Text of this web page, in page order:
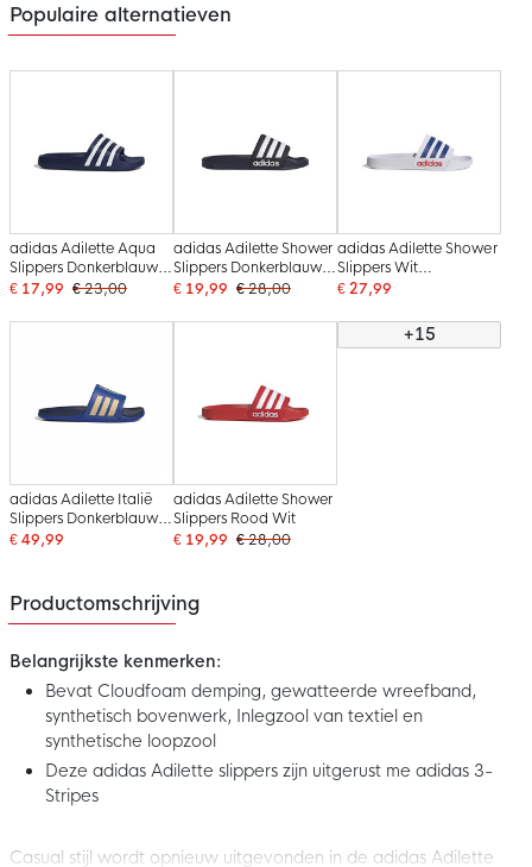
Populaire alternatieven
adidas Adilette Aqua
Slippers Donkerblauw
Wit
€ 17,99 € 23,00
adidas Adilette Shower
Slippers Donkerblauw
Wit
€ 19,99 € 28,00
adidas Adilette Shower
Slippers Wit
Donkerblauw Rood
€ 27,99
adidas Adilette Italië
Slippers Donkerblauw
Goud
€ 49,99
adidas Adilette Shower
Slippers Rood Wit
€ 19,99 € 28,00
+15
Productomschrijving
Belangrijkste kenmerken:
Bevat Cloudfoam demping, gewatteerde wreefband,
synthetisch bovenwerk, Inlegzool van textiel en
synthetische loopzool
Deze adidas Adilette slippers zijn uitgerust me adidas 3-
Stripes
Casual stijl wordt opnieuw uitgevonden in de adidas Adilette